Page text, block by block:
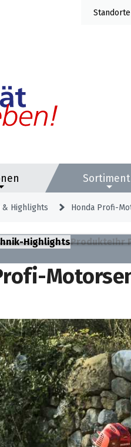
Standorte
Sortiment
Highlights Honda Profi-
HighlightsProdukteIhr